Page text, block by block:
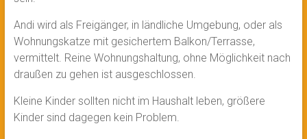
Andi wird als Freigänger, in ländliche Umgebung, oder als
Wohnungskatze mit gesichertem Balkon/Terrasse,
vermittelt. Reine Wohnungshaltung, ohne Möglichkeit nach
draußen zu gehen ist ausgeschlossen.
Kleine Kinder sollten nicht im Haushalt leben, größere
Kinder sind dagegen kein Problem.